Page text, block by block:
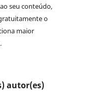
seu conteúdo,
o
maior
autor(es)